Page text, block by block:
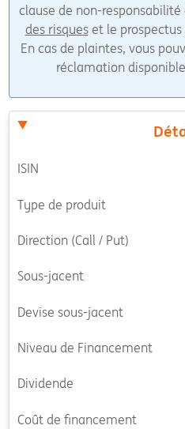
clause de non-
des risqueset le prospectus
En cas de plaintes, vous
réclamation
ISIN
Type de produit
Direction (Call / Put)
Sous-jacent
Devise sous-jacent
Niveau de Financement
Dividende
Coût de financement